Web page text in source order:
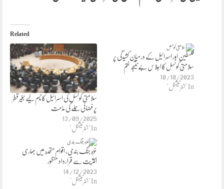
Related
سلامتی کونسل کی اسرائیل کا نام لیے بغیر قطر
پر فضائی حملے کی مذمت
13/09/2025
In "انٹرنیشنل"
فلسطین اور اسرائیل کے درمیان کشیدگی پر
سلامتی کونسل کا اجلاس بے نتیجہ ختم
10/10/2023
In "انٹرنیشنل"
غزہ جنگ بندی، اقوام متحدہ میں بھاری
اکثریت سے قرارداد منظور
14/12/2023
In "انٹرنیشنل"